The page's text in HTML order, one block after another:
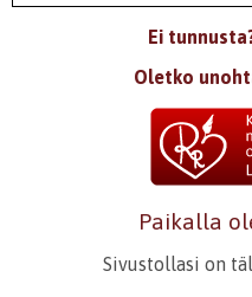
Ei
Oletko
Paikalla
Sivustollasi on